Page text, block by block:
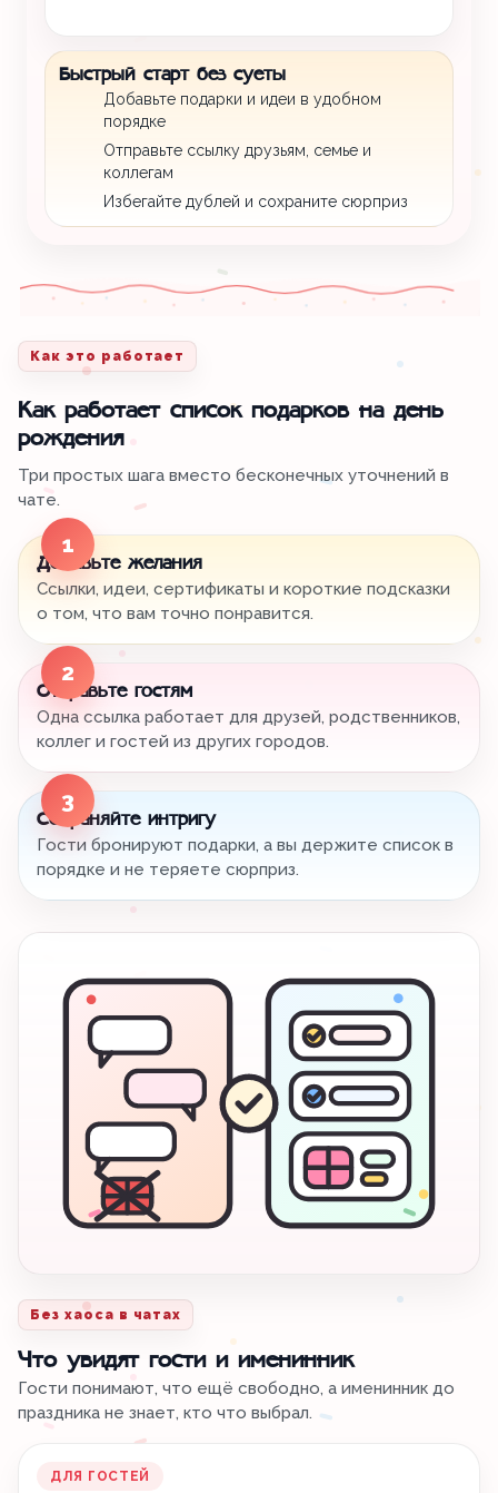
Быстрый старт без суеты
Добавьте подарки и идеи в удобном
порядке
Отправьте ссылку друзьям, семье и
коллегам
Избегайте дублей и сохраните сюрприз
Как это работает
Как работает список подарков на день
рождения
Три простых шага вместо бесконечных уточнений в
чате.
1
Добавьте желания
Ссылки, идеи, сертификаты и короткие подсказки
о том, что вам точно понравится.
2
Отправьте гостям
Одна ссылка работает для друзей, родственников,
коллег и гостей из других городов.
3
Сохраняйте интригу
Гости бронируют подарки, а вы держите список в
порядке и не теряете сюрприз.
Без хаоса в чатах
Что увидят гости и именинник
Гости понимают, что ещё свободно, а именинник до
праздника не знает, кто что выбрал.
ДЛЯ ГОСТЕЙ